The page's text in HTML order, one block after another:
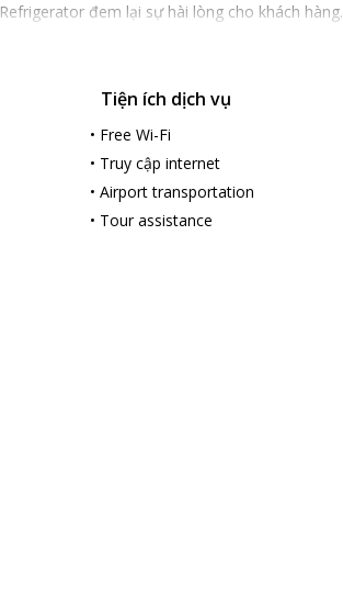
đem lại sự hài lòng cho khách hàng.
Tiện ích dịch vụ
• Free Wi-Fi
• Truy cập internet
• Airport transportation
• Tour assistance